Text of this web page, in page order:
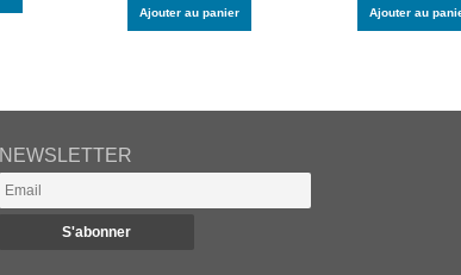
Ajouter au panier
Ajouter au
NEWSLETTER